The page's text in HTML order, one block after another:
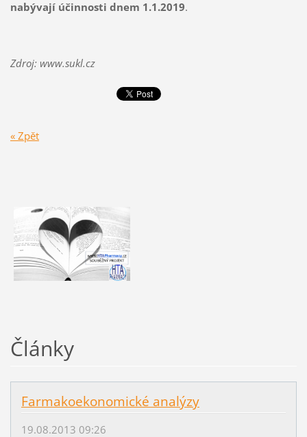
nabývají účinnosti dnem 1.1.2019.
Zdroj: www.sukl.cz
« Zpět
Články
Farmakoekonomické analýzy
19.08.2013 09:26